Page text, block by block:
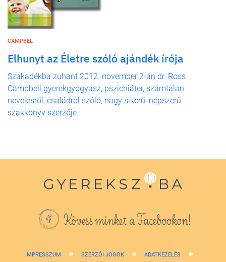
CAMPBEL
Elhunyt az Életre szóló ajándék írója
Szakadékba zuhant 2012. november 2-án dr. Ross
Campbell gyerekgyógyász, pszichiáter, számtalan
nevelésről, családról szóló, nagy sikerű, népszerű
szakkönyv szerzője.
Kövess minket a Facebookon!
IMPRESSZUM SZERZŐI JOGOK ADATKEZELÉS